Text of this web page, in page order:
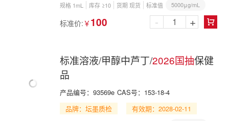
规格 1mL 库存 ≥10 货期 现货 标准值 5000μg/mL
标准价: ￥ 100 
- +
标准溶液/甲醇中芦丁/2026国抽保健
品
产品编号： 93569e CAS号： 153-18-4
品牌：坛墨质检
有效期：2028-02-11